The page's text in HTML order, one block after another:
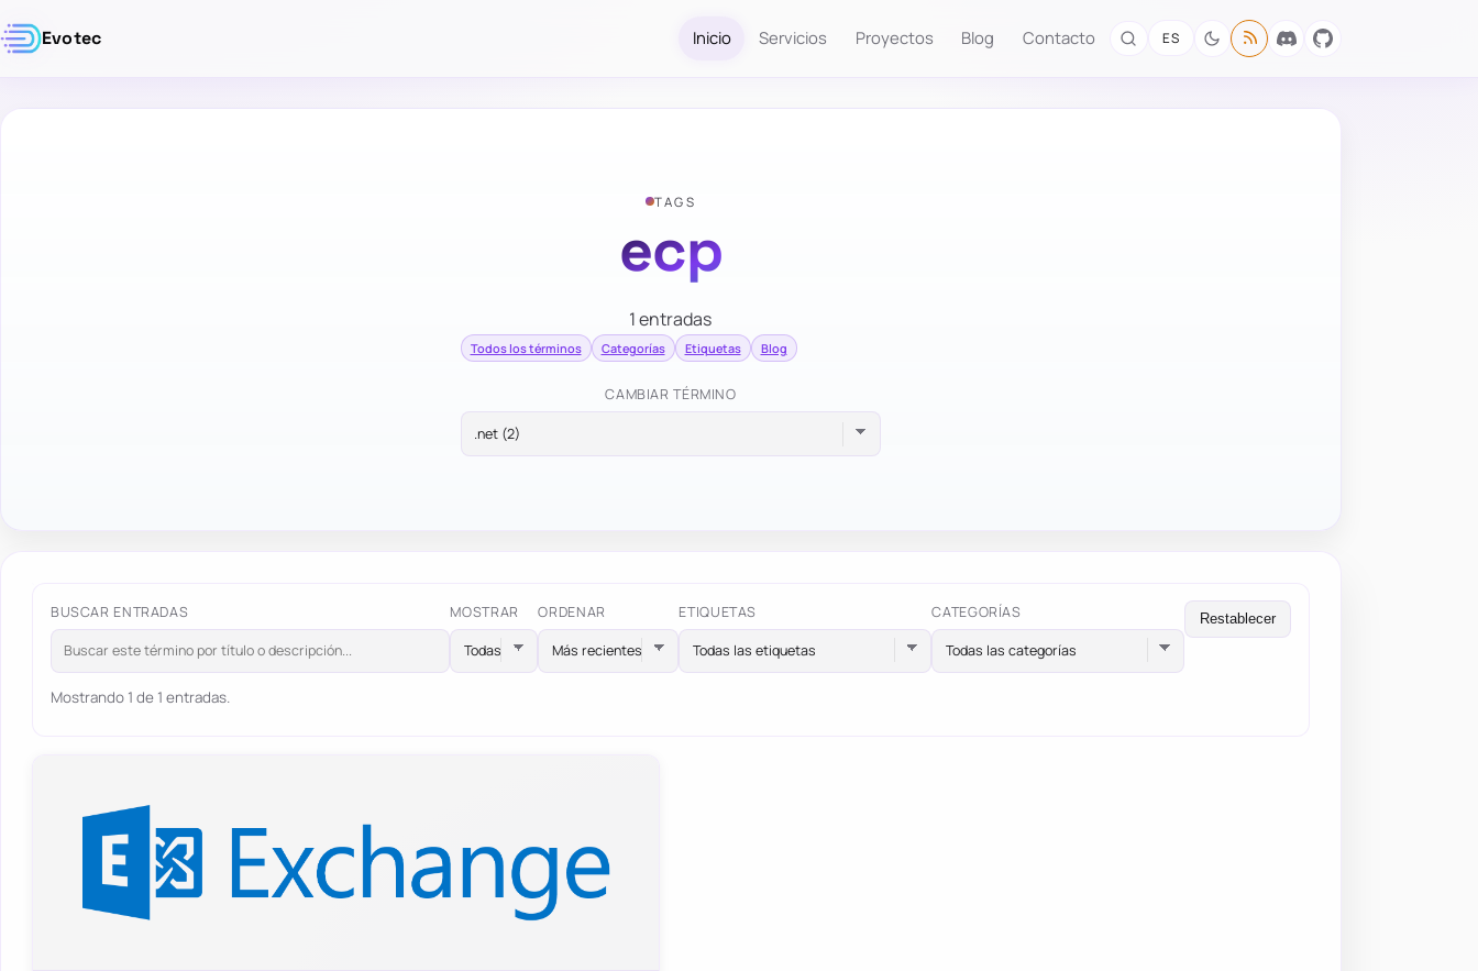
Evotec Inicio Servicios Proyectos Blog Contacto ES
TAGS
ecp
1 entradas
Todos los términos Categorías Etiquetas Blog
CAMBIAR TÉRMINO
BUSCAR ENTRADAS MOSTRAR ORDENAR ETIQUETAS
Todas las etiquetas
CATEGORÍAS
Todas las categorías
Restablecer
Mostrando 1 de 1 entradas.